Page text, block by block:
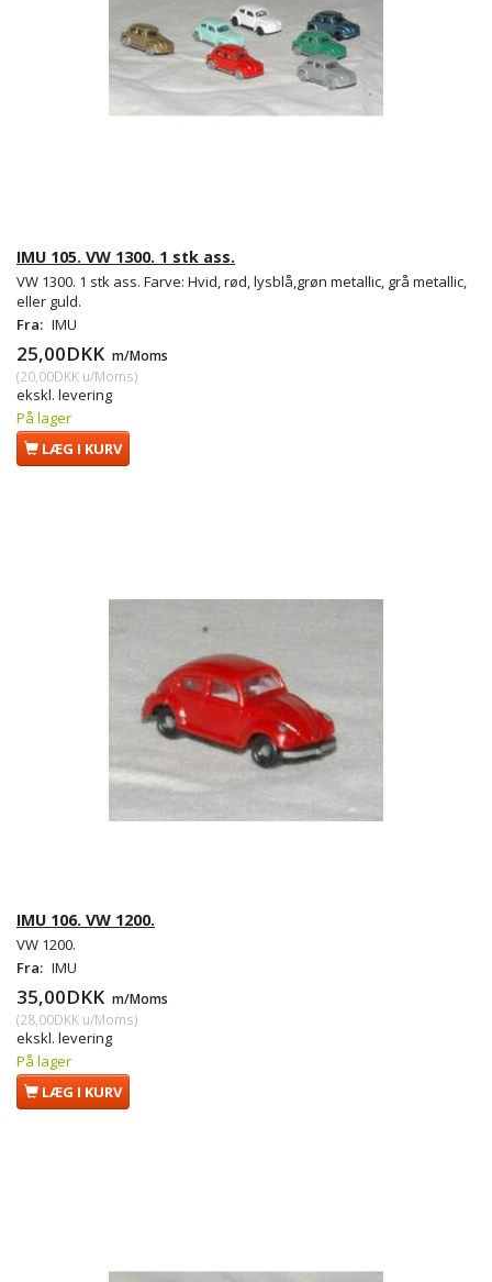
IMU 105. VW 1300. 1 stk ass.
VW 1300. 1 stk ass. Farve: Hvid, rød, lysblå,grøn metallic, grå metallic,
eller guld.
Fra: IMU
25,00DKK m/Moms
(20,00DKK u/Moms)
ekskl. levering
På lager
LÆG I KURV
IMU 106. VW 1200.
VW 1200.
Fra: IMU
35,00DKK m/Moms
(28,00DKK u/Moms)
ekskl. levering
På lager
LÆG I KURV